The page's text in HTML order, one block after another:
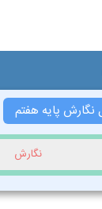
نگارش پایه هفتم
نگارش